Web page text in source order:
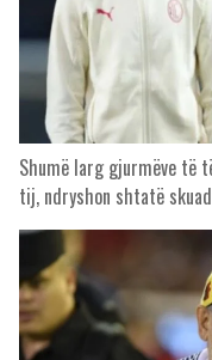
Shumë larg gjurmëve të
tij, ndryshon shtatë